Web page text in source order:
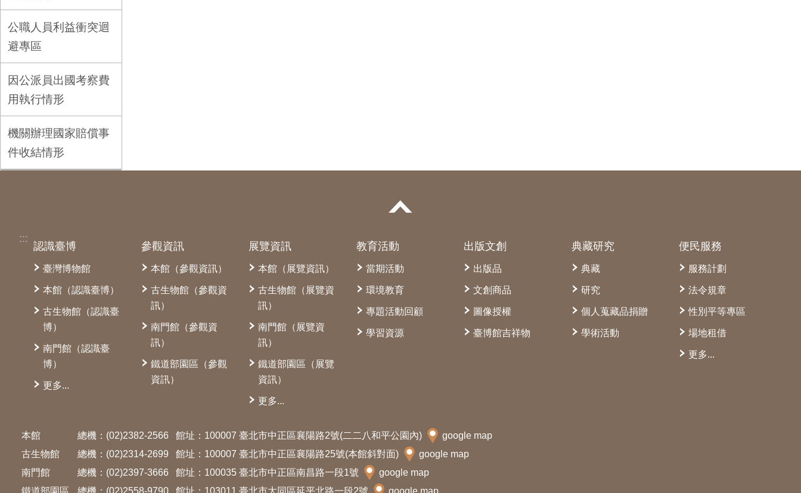
公職人員利益衝突迴
避專區
因公派員出國考察費
用執行情形
機關辦理國家賠償事
件收結情形
:::
認識臺博
臺灣博物館
本館（認識臺博）
古生物館（認識臺
博）
南門館（認識臺
博）
更多...
參觀資訊
本館（參觀資訊）
古生物館（參觀資
訊）
南門館（參觀資
訊）
鐵道部園區（參觀
資訊）
展覽資訊
本館（展覽資訊）
古生物館（展覽資
訊）
南門館（展覽資
訊）
鐵道部園區（展覽
資訊）
更多...
教育活動
當期活動
環境教育
專題活動回顧
學習資源
出版文創
出版品
文創商品
圖像授權
臺博館吉祥物
典藏研究
典藏
研究
個人蒐藏品捐贈
學術活動
便民服務
服務計劃
法令規章
性別平等專區
場地租借
更多...
本館 總機：(02)2382-2566 館址：100007 臺北市中正區襄陽路2號(二二八和平公園內)
google map
古生物館
總機：(02)2314-2699 館址：100007 臺北市中正區襄陽路25號(本館斜對面)
google map
南門館
總機：(02)2397-3666 館址：100035 臺北市中正區南昌路一段1號
google map
鐵道部園區
總機：(02)2558-9790 館址：103011 臺北市大同區延平北路一段2號 google map